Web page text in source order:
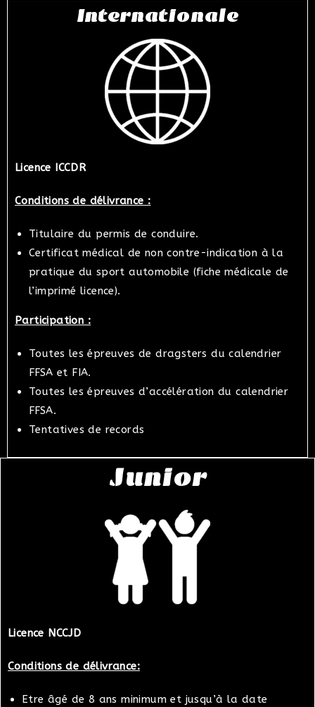
Internationale
Licence ICCDR
Conditions de délivrance :
Titulaire du permis de conduire.
Certificat médical de non contre-indication à la
pratique du sport automobile (fiche médicale de
l’imprimé licence).
Participation :
Toutes les épreuves de dragsters du calendrier
FFSA et FIA.
Toutes les épreuves d’accélération du calendrier
FFSA.
Tentatives de records
Junior
Licence NCCJD
Conditions de délivrance:
Etre âgé de 8 ans minimum et jusqu’à la date